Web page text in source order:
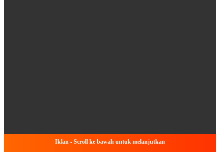
Iklan - Scroll ke bawah untuk melanjutkan